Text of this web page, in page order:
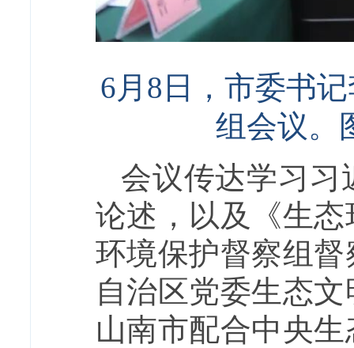
6月8日，市委书
组会议。
会议传达学习习
论述，以及《生
环境保护督察组
自治区党委生态
山南市配合中央